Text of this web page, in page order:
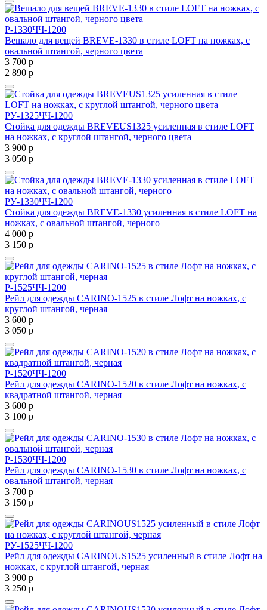
Р-1330ЧЧ-1200
Вешало для вещей BREVE-1330 в стиле LOFT на ножках, с
овальной штангой, черного цвета
3 700 р
2 890 р
РУ-1325ЧЧ-1200
Стойка для одежды BREVEUS1325 усиленная в стиле LOFT
на ножках, с круглой штангой, черного цвета
3 900 р
3 050 р
РУ-1330ЧЧ-1200
Стойка для одежды BREVE-1330 усиленная в стиле LOFT на
ножках, с овальной штангой, черного
4 000 р
3 150 р
Р-1525ЧЧ-1200
Рейл для одежды CARINO-1525 в стиле Лофт на ножках, с
круглой штангой, черная
3 600 р
3 050 р
Р-1520ЧЧ-1200
Рейл для одежды CARINO-1520 в стиле Лофт на ножках, с
квадратной штангой, черная
3 600 р
3 100 р
Р-1530ЧЧ-1200
Рейл для одежды CARINO-1530 в стиле Лофт на ножках, с
овальной штангой, черная
3 700 р
3 150 р
РУ-1525ЧЧ-1200
Рейл для одежды CARINOUS1525 усиленный в стиле Лофт на
ножках, с круглой штангой, черная
3 900 р
3 250 р